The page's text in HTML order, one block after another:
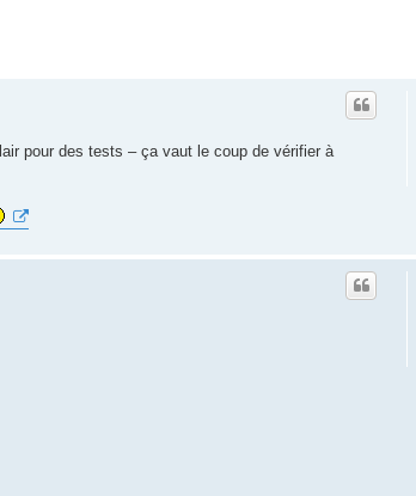
pour des tests – ça vaut le coup de vérifier à